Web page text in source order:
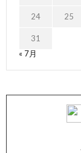
24 25
31
« 7月